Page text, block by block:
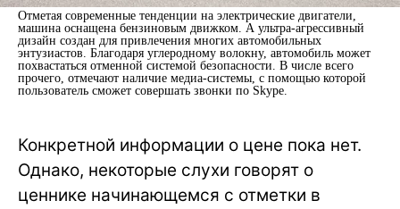
Отметая современные тенденции на электрические двигатели,
машина оснащена бензиновым движком. А ультра-агрессивный
дизайн создан для привлечения многих автомобильных
энтузиастов. Благодаря углеродному волокну, автомобиль может
похвастаться отменной системой безопасности. В числе всего
прочего, отмечают наличие медиа-системы, с помощью которой
пользователь сможет совершать звонки по Skype.
Конкретной информации о цене пока нет.
Однако, некоторые слухи говорят о
ценнике начинающемся с отметки в